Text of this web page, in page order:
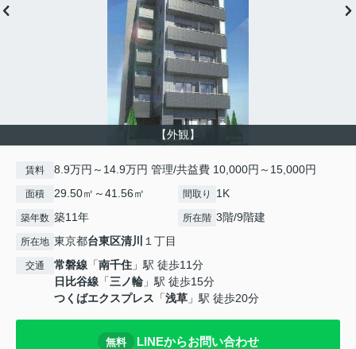
【外観】
賃料 8.9万円～14.9万円 管理/共益費 10,000円～15,000円
面積 29.50㎡～41.56㎡ 間取り 1K
築年数 築11年 所在階 3階/9階建
所在地 東京都台東区清川 １丁目
交通 常磐線 「南千住 」駅 徒歩11分
日比谷線 「三ノ輪 」駅 徒歩15分
つくばエクスプレス 「浅草 」駅 徒歩20分
無料 LINEからお問い合わせ